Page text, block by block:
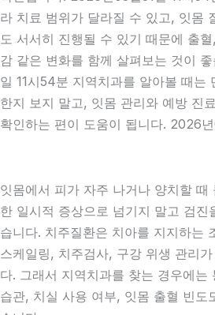
라 치료 범위가 달라질 수 있고, 잇몸
도 서서히 진행될 수 있기 때문에 출
감 같은 변화를 함께 살펴보는 것이
일 11시54분 지역치과를 알아볼 때는
한지 보지 말고, 잇몸 관리와 예방 진
확인하는 편이 도움이 됩니다. 2026
잇몸에서 피가 자주 나거나 양치할 때
한 일시적 증상으로 넘기지 말고 검진
습니다. 치주질환은 치아를 지지하는
스케일링, 치주검사, 구강 위생 관리
다. 그래서 지역치과를 찾는 경우에는
습관, 치실 사용 여부, 잇몸 출혈 빈도